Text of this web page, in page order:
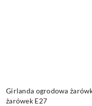
Girlanda ogrodowa
żarówek E27